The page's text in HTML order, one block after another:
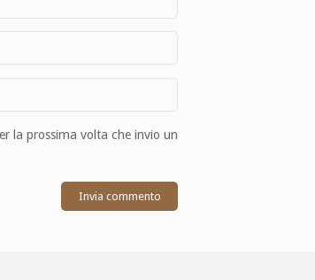
la prossima volta che invio un